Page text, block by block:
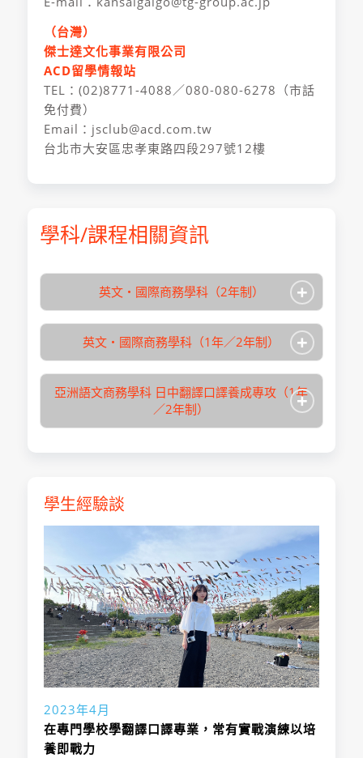
（台灣）
傑士達文化事業有限公司
ACD留學情報站
TEL：(02)8771-4088／080-080-6278（市話
免付費）
Email：jsclub@acd.com.tw
台北市大安區忠孝東路四段297號12樓
學科/課程相關資訊
英文・國際商務學科（2年制） +
學校名稱
修業期間
專攻領域
商業・社會、語
學・觀光・飯店
取得學位/稱號
專門士
報名日期
未設定
報考方法說明
・海外報名：可
・考選方式：文
面試
・日本語能力：
英文・國際商務學科（1年／2年制） +
學校名稱
修業期間
2年
總學習時數
未設定
專攻領域
語學・觀光・飯店
取得學位/稱號
專門士
報名日期
未設定
・海外報名：可
件審查、筆試、
亞洲語文商務學科 日中翻譯口譯養成專攻（1年
／2年制）
+
學校名稱
關西外語專門學校
專門課程
入學月
4月
修業期間
2年
總學習時數
未設定
專攻領域
商業・社會、語
取得學位/稱號
專門士
報名日期
學生經驗談
2023年4月
在專門學校學翻譯口譯專業，常有實戰演練以培
養即戰力